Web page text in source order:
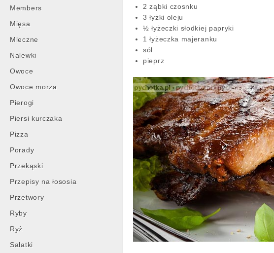
Members
Mięsa
Mleczne
Nalewki
Owoce
Owoce morza
Pierogi
Piersi kurczaka
Pizza
Porady
Przekąski
Przepisy na łososia
Przetwory
Ryby
Ryż
Sałatki
2 ząbki czosnku
3 łyżki oleju
½ łyżeczki słodkiej papryki
1 łyżeczka majeranku
sól
pieprz